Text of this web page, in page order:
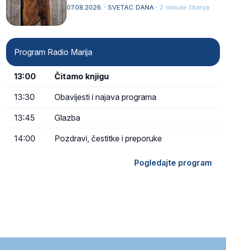
afričkim…
07.08.2026. · SVETAC DANA · 2 minute čitanja
Program Radio Marija
13:00 Čitamo knjigu
13:30 Obavijesti i najava programa
13:45 Glazba
14:00 Pozdravi, čestitke i preporuke
Pogledajte program